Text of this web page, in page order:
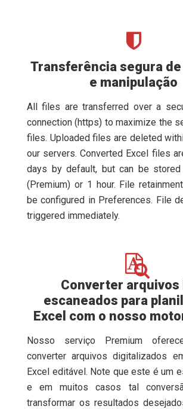
Transferência segura
e manipulação
All files are transferred over a
connection (https) to maximize the
files. Uploaded files are deleted
our servers. Converted Excel files
days by default, but can be
(Premium) or 1 hour. File
be configured in Preferences. File
triggered immediately.
Converter arquivos
escaneados para
Excel com o nosso
Nosso serviço Premium
converter arquivos digitalizados
Excel editável. Note que este é um
e em muitos casos tal
transformar os resultados